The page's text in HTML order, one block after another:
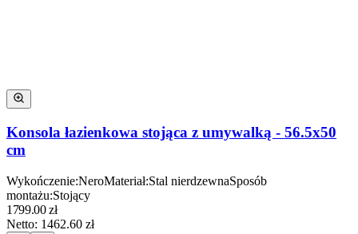
Konsola łazienkowa stojąca z umywalką - 56.5x50
cm
Wykończenie:NeroMateriał:Stal nierdzewnaSposób
montażu:Stojący
1799.00zł
Netto: 1462.60 zł